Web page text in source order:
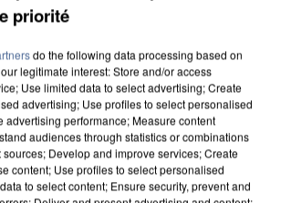
priorité
do the following data processing based on
legitimate interest: Store and/or access
Use limited data to select advertising; Create
advertising; Use profiles to select personalised
advertising performance; Measure content
audiences through statistics or combinations
Develop and improve services; Create
content; Use profiles to select personalised
to select content; Ensure security, prevent and